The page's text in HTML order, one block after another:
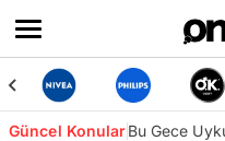
Güncel KonularBu Gece